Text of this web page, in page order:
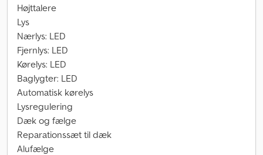
Højttalere
Lys
Nærlys: LED
Fjernlys: LED
Kørelys: LED
Baglygter: LED
Automatisk kørelys
Lysregulering
Dæk og fælge
Reparationssæt til dæk
Alufælge